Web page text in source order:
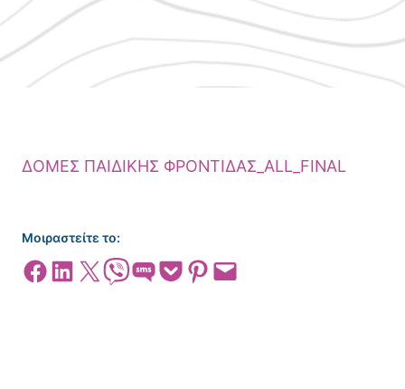
ΔΟΜΕΣ ΠΑΙΔΙΚΗΣ ΦΡΟΝΤΙΔΑΣ_ALL_FINAL
Μοιραστείτε το:
Share on Facebook
Share on LinkedIn
Share on X Share on ViberShare on SMSShare on Pocket
Share on Pinterest
Email this Page